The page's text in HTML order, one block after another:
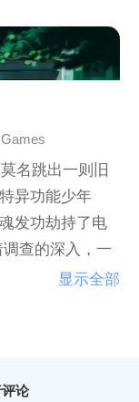
名跳出一则旧
异功能少年
发功劫持了电
查的深入，一
显示全部
论